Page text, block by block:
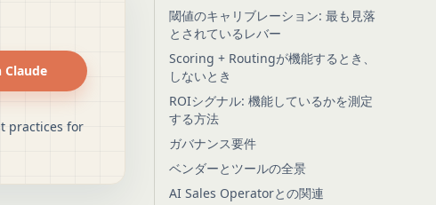
practices for
閾値のキャリブレーション: 最も見落
とされているレバー
Scoring + Routingが機能するとき、
しないとき
ROIシグナル: 機能しているかを測定
する方法
ガバナンス要件
ベンダーとツールの全景
AI Sales Operatorとの関連